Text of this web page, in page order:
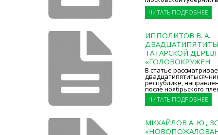
ЧИТАТЬ ПОДРОБНЕЕ
ИППОЛИТОВ В. А.
ТАТАРСКОЙ
«ГОЛОВОКРУЖЕН
В статье
республике,
после ноябрьского
ЧИТАТЬ ПОДРОБНЕЕ
МИХАЙЛОВ А. Ю.,